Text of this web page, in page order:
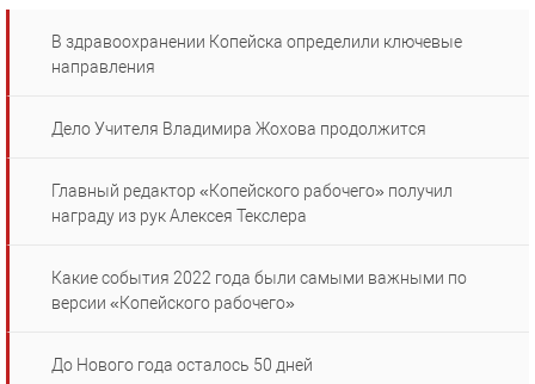
В здравоохранении Копейска определили ключевые
направления
Дело Учителя Владимира Жохова продолжится
Главный редактор «Копейского рабочего» получил
награду из рук Алексея Текслера
Какие события 2022 года были самыми важными по
версии «Копейского рабочего»
До Нового года осталось 50 дней